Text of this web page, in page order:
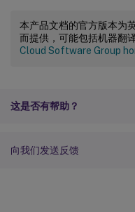
本产品文档的官方版本为
而提供，可能包括机器翻
Cloud Software Group
这是否有帮助？
向我们发送反馈